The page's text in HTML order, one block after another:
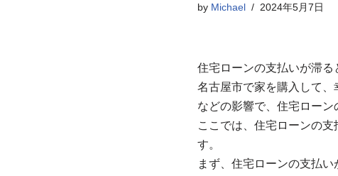
by Michael 2024年5月7日
住宅ローンの支払いが滞
名古屋市で家を購入して
などの影響で、住宅ローン
ここでは、住宅ローンの
す。
まず、住宅ローンの支払